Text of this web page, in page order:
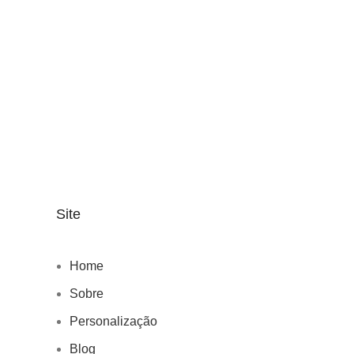
Site
Home
Sobre
Personalização
Blog